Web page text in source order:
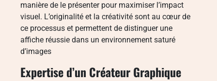
manière de le présenter pour maximiser l’impact
visuel. L’originalité et la créativité sont au cœur de
ce processus et permettent de distinguer une
affiche réussie dans un environnement saturé
d’images
Expertise d’un Créateur Graphique